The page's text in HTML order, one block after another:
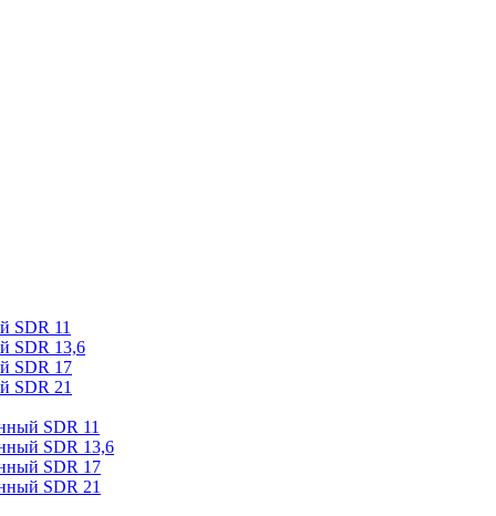
SDR 11
SDR 13,6
SDR 17
SDR 21
SDR 11
SDR 13,6
SDR 17
SDR 21